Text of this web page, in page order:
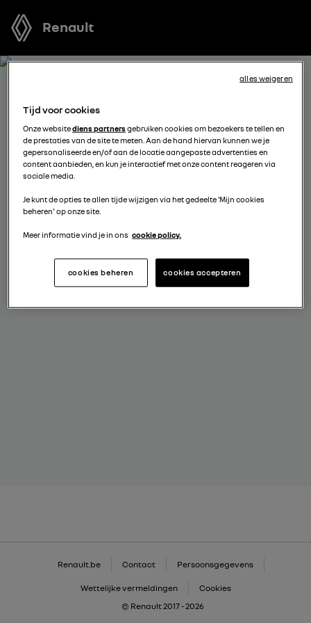
Renault
BOEK EEN TESTRIT MET
MASTER E-TECH ELECTRIC
Welk voertuig past het best bij u? Voordat u een keuze
maakt, kunt u een gratis proefrit met een van onze
modellen boeken.
Renault.be Contact Persoonsgegevens
Wettelijke vermeldingen
Cookies
© Renault 2017 - 2026
Tijd voor cookies
Onze websitediens partnersgebruiken cookies om bezoekers te tellen en
de prestaties van de site te meten. Aan de hand hiervan kunnen we je
gepersonaliseerde en/of aan de locatie aangepaste advertenties en
content aanbieden, en kun je interactief met onze content reageren via
sociale media.
Je kunt de opties te allen tijde wijzigen via het gedeelte 'Mijn cookies
beheren' op onze site.
Meer informatie vind je in ons cookie policy.
cookies accepteren
cookies beheren
alles weigeren